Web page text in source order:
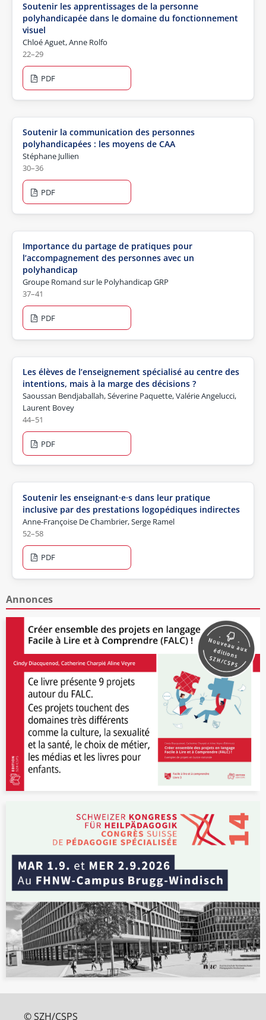
Soutenir les apprentissages de la personne
polyhandicapée dans le domaine du fonctionnement
visuel
Chloé Aguet, Anne Rolfo
22–29
PDF
Soutenir la communication des personnes
polyhandicapées : les moyens de CAA
Stéphane Jullien
30–36
PDF
Importance du partage de pratiques pour
l’accompagnement des personnes avec un
polyhandicap
Groupe Romand sur le Polyhandicap GRP
37–41
PDF
Les élèves de l’enseignement spécialisé au centre des
intentions, mais à la marge des décisions ?
Saoussan Bendjaballah, Séverine Paquette, Valérie Angelucci,
Laurent Bovey
44–51
PDF
Soutenir les enseignant·e·s dans leur pratique
inclusive par des prestations logopédiques indirectes
Anne-Françoise De Chambrier, Serge Ramel
52–58
PDF
Annonces
© SZH/CSPS